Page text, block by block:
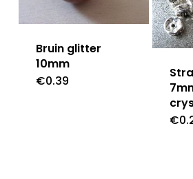
Bruin glitter
10mm
€0.39
€